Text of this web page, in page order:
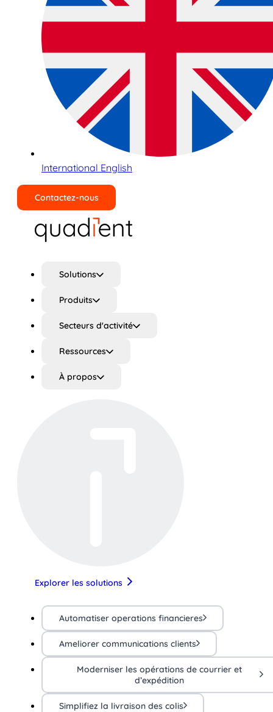
International English
Contactez-nous
Solutions
Produits
Secteurs d'activité
Ressources
À propos
Explorer les solutions
Automatiser operations financieres
Ameliorer communications clients
Moderniser les opérations de courrier et
d’expédition
Simplifiez la livraison des colis